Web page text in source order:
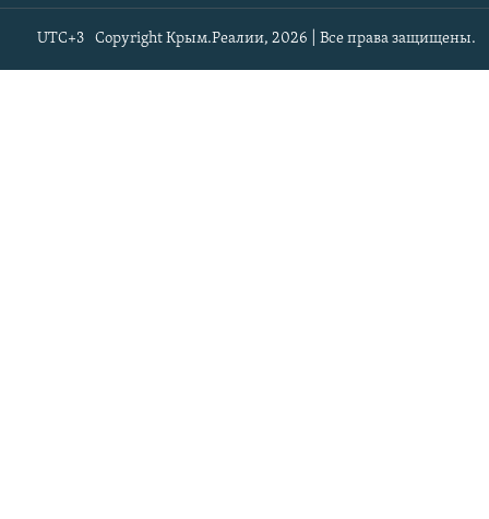
Copyright Крым.Реалии, 2026 | Все права защищены.
UTC+3